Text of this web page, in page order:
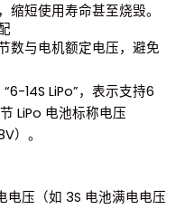
短使用寿命甚至烧毁。
数与电机额定电压，避免
14S LiPo”，表示支持6
LiPo 电池标称电压
）。
电压（如 3S 电池满电电压